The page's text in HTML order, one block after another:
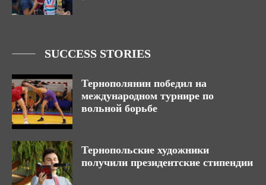
SUCCESS STORIES
Тернополянин победил на
международном турнире по
вольной борьбе
Тернопольские художники
получили президентские стипендии